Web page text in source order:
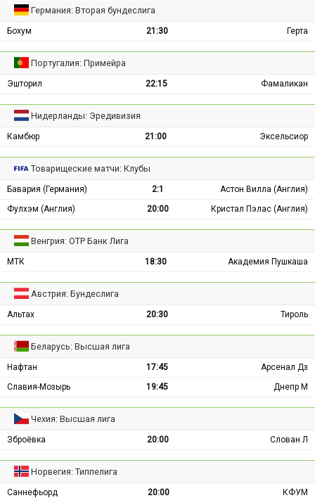
Германия: Вторая бундеслига
Бохум 21:30 Герта
Португалия: Примейра
Эшторил 22:15 Фамаликан
Нидерланды: Эредивизия
Камбюр 21:00 Эксельсиор
Товарищеские матчи: Клубы
Бавария (Германия) 2:1
Астон Вилла (Англия)
Фулхэм (Англия)
20:00 Кристал Пэлас (Англия)
Венгрия: ОТР Банк Лига
МТК 18:30 Академия Пушкаша
Австрия: Бундеслига
Альтах 20:30 Тироль
Беларусь: Высшая лига
Нафтан 17:45
Арсенал Дз
Славия-Мозырь
19:45 Днепр М
Чехия: Высшая лига
Зброёвка 20:00 Слован Л
Норвегия: Типпелига
Саннефьорд 20:00 КФУМ